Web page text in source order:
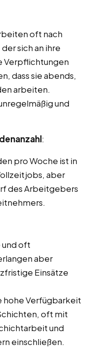
oft nach
sich an ihre
Verpflichtungen
dass sie abends,
arbeiten.
und
:
pro Woche ist in
aber
des Arbeitgebers
oft
aber
Einsätze
hohe Verfügbarkeit
oft mit
und
einschließen.